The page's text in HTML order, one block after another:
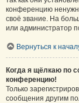
конференцию
своё звание. На
или администратор
Вернуться к
Когда я щёлкаю по
конференцию!
Только
сообщения другим